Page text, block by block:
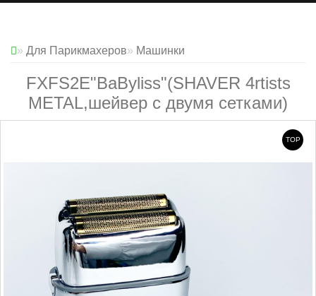
Для Парикмахеров Машинки
FXFS2E"BaByliss"(SHAVER 4rtists
METAL,шейвер с двумя сетками)
TOP